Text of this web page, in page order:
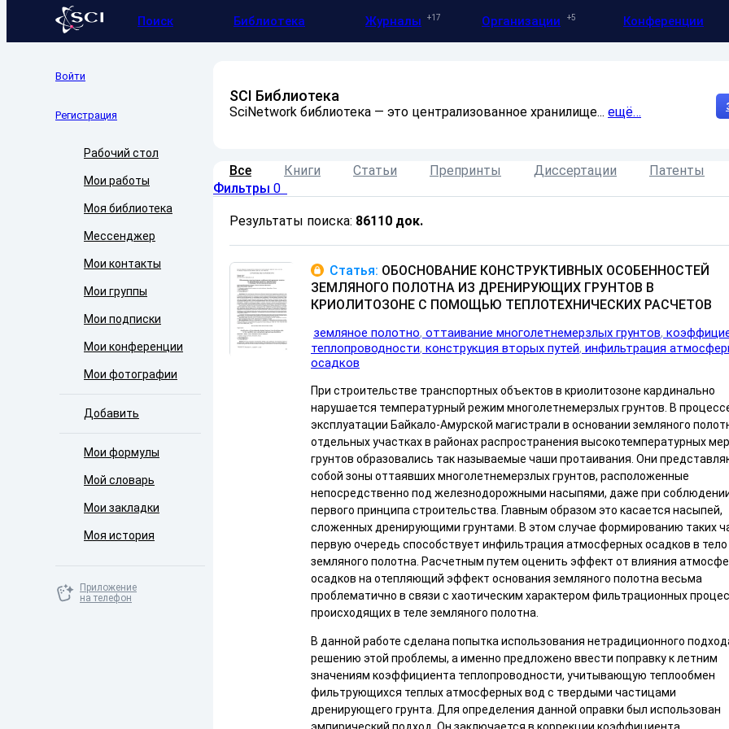
Поиск Библиотека Журналы 17 Организации 5 Конференции
Войти
Регистрация
Рабочий стол
Мои работы
Моя библиотека
Мессенджер
Мои контакты
Мои группы
Мои подписки
Мои конференции
Мои фотографии
Добавить
Мои формулы
Мой словарь
Мои закладки
Моя история
Приложение
на телефон
SCI Библиотека
SciNetwork библиотека — это централизованное хранилище... ещё…
Все Книги Статьи Препринты Диссертации Патенты
Фильтры 0
Результаты поиска: 86110 док.
Статья: ОБОСНОВАНИЕ КОНСТРУКТИВНЫХ ОСОБЕННОСТЕЙ
ЗЕМЛЯНОГО ПОЛОТНА ИЗ ДРЕНИРУЮЩИХ ГРУНТОВ В
КРИОЛИТОЗОНЕ С ПОМОЩЬЮ ТЕПЛОТЕХНИЧЕСКИХ РАСЧЕТОВ
земляное полотно оттаивание многолетнемерзлых грунтов
теплопроводности конструкция вторых путей инфильтрация
осадков
При строительстве транспортных объектов в криолитозоне кардинально
нарушается температурный режим многолетнемерзлых грунтов. В
эксплуатации Байкало-Амурской магистрали в основании земляного
отдельных участках в районах распространения высокотемпературных
грунтов образовались так называемые чаши протаивания. Они
собой зоны оттаявших многолетнемерзлых грунтов, расположенные
непосредственно под железнодорожными насыпями, даже при
первого принципа строительства. Главным образом это касается насыпей,
сложенных дренирующими грунтами. В этом случае формированию таких
первую очередь способствует инфильтрация атмосферных осадков в тело
земляного полотна. Расчетным путем оценить эффект от влияния
осадков на отепляющий эффект основания земляного полотна весьма
проблематично в связи с хаотическим характером фильтрационных
происходящих в теле земляного полотна.
В данной работе сделана попытка использования нетрадиционного
решению этой проблемы, а именно предложено ввести поправку к летним
значениям коэффициента теплопроводности, учитывающую теплообмен
фильтрующихся теплых атмосферных вод с твердыми частицами
дренирующего грунта. Для определения данной оправки был использован